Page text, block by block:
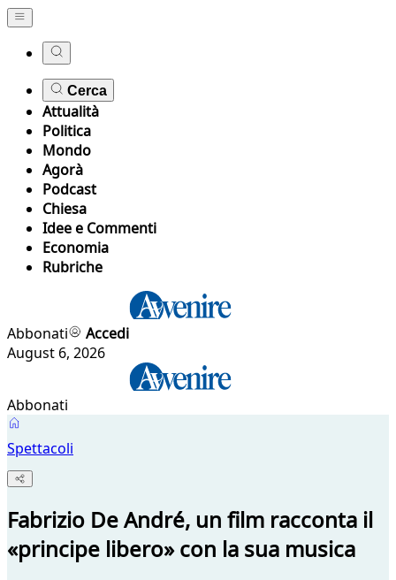
Cerca
Attualità
Politica
Mondo
Agorà
Podcast
Chiesa
Idee e Commenti
Economia
Rubriche
Abbonati
Accedi
August 6, 2026
Abbonati
Spettacoli
Fabrizio De André, un film racconta il
«principe libero» con la sua musica